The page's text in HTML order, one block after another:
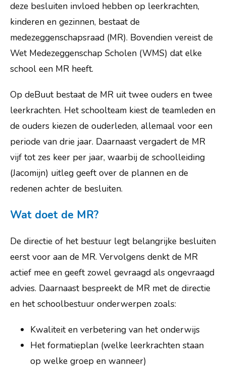
Veelgestelde vragen
Kennismaken
Nieuws
deze besluiten invloed hebben op leerkrachten,
kinderen en gezinnen, bestaat de
medezeggenschapsraad (MR). Bovendien vereist de
Wet Medezeggenschap Scholen (WMS) dat elke
school een MR heeft.
Op deBuut bestaat de MR uit twee ouders en twee
leerkrachten. Het schoolteam kiest de teamleden en
de ouders kiezen de ouderleden, allemaal voor een
periode van drie jaar. Daarnaast vergadert de MR
vijf tot zes keer per jaar, waarbij de schoolleiding
(Jacomijn) uitleg geeft over de plannen en de
redenen achter de besluiten.
Wat doet de MR?
De directie of het bestuur legt belangrijke besluiten
eerst voor aan de MR. Vervolgens denkt de MR
actief mee en geeft zowel gevraagd als ongevraagd
advies. Daarnaast bespreekt de MR met de directie
en het schoolbestuur onderwerpen zoals:
Kwaliteit en verbetering van het onderwijs
Het formatieplan (welke leerkrachten staan
op welke groep en wanneer)